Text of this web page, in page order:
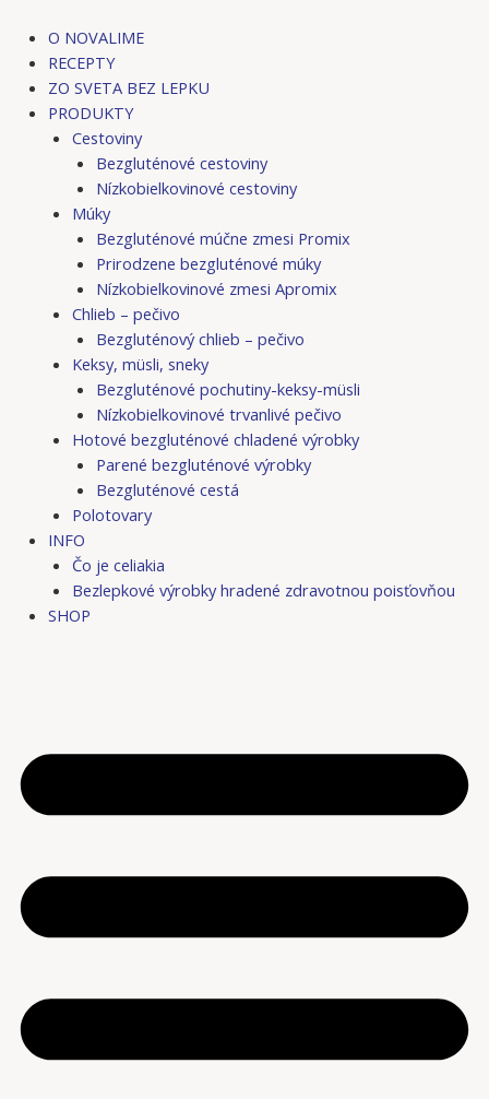
obsah
O NOVALIME
RECEPTY
ZO SVETA BEZ LEPKU
PRODUKTY
Cestoviny
Bezgluténové cestoviny
Nízkobielkovinové cestoviny
Múky
Bezgluténové múčne zmesi Promix
Prirodzene bezgluténové múky
Nízkobielkovinové zmesi Apromix
Chlieb – pečivo
Bezgluténový chlieb – pečivo
Keksy, müsli, sneky
Bezgluténové pochutiny-keksy-müsli
Nízkobielkovinové trvanlivé pečivo
Hotové bezgluténové chladené výrobky
Parené bezgluténové výrobky
Bezgluténové cestá
Polotovary
INFO
Čo je celiakia
Bezlepkové výrobky hradené zdravotnou poisťovňou
SHOP